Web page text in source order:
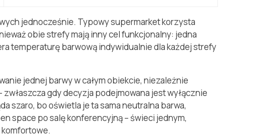
jednocześnie. Typowy supermarket korzysta
obie strefy mają inny cel funkcjonalny: jedna
temperaturę barwową indywidualnie dla każdej strefy
jednej barwy w całym obiekcie, niezależnie
gdy decyzja podejmowana jest wyłącznie
szaro, bo oświetla je ta sama neutralna barwa,
space po salę konferencyjną – świeci jednym,
komfortowe.